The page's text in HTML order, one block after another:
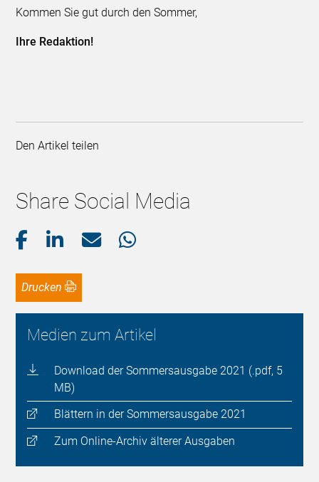
Kommen Sie gut durch den Sommer,
Ihre Redaktion!
Den Artikel teilen
Share Social Media
Drucken
Medien zum Artikel
Download der Sommersausgabe 2021 (.pdf, 5
MB)
Blättern in der Sommersausgabe 2021
Zum Online-Archiv älterer Ausgaben